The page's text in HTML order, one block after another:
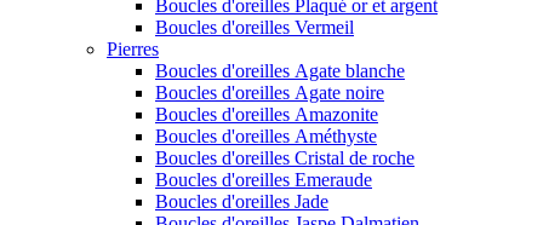
Boucles d'oreilles Plaqué or et argent
Boucles d'oreilles Vermeil
Pierres
Boucles d'oreilles Agate blanche
Boucles d'oreilles Agate noire
Boucles d'oreilles Amazonite
Boucles d'oreilles Améthyste
Boucles d'oreilles Cristal de roche
Boucles d'oreilles Emeraude
Boucles d'oreilles Jade